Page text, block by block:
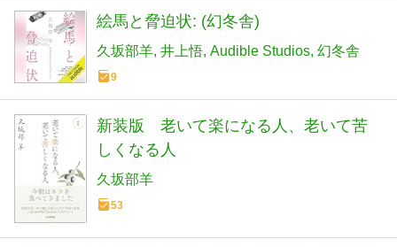
絵馬と脅迫状: (幻冬舎)
久坂部羊 井上悟 Audible Studios 幻冬舎
9
新装版 老いて楽になる人、老いて苦
しくなる人
久坂部羊
53